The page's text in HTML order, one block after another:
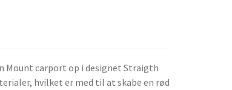
Mount carport op i designet Straigth
hvilket er med til at skabe en rød